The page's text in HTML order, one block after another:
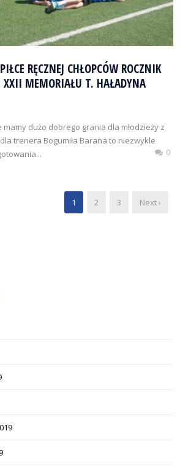
RĘCZNEJ CHŁOPCÓW ROCZNIK
XXII MEMORIAŁU T. HAŁADYNA
dużo dobrego grania dla młodzieży z
trenera Bogumiła Barana to niezwykle
0
1 2 3 Next ›